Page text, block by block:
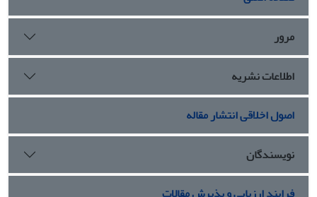
مرور
اطلاعات نشریه
اصول اخلاقی انتشار مقاله
نویسندگان